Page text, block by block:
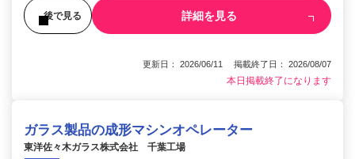
後で見る 詳細を見る
更新日： 2026/06/11 掲載終了日： 2026/08/07
本日掲載終了になります
ガラス製品の成形マシンオペレーター
東洋佐々木ガラス株式会社 千葉工場